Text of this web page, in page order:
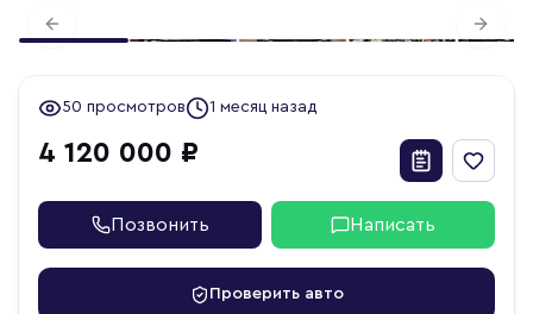
Previous slide Next
50 просмотров 1 месяц назад
4 120 000 ₽
Позвонить Написать
Проверить авто